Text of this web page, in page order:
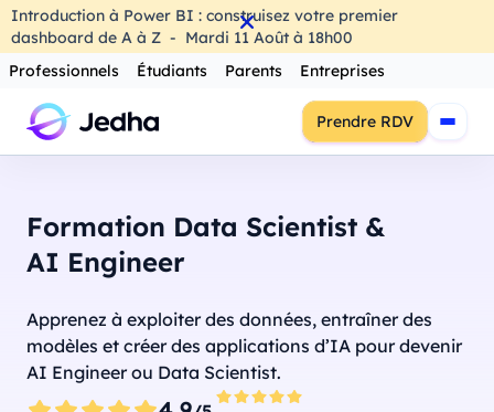
Introduction à Power BI : construisez votre premier
dashboard de A à Z - Mardi 11 Août à 18h00
Professionnels
Étudiants Parents Entreprises
Prendre RDV
Formation Data Scientist &
AI Engineer
Apprenez à exploiter des données, entraîner des
modèles et créer des applications d’IA pour devenir
AI Engineer ou Data Scientist.